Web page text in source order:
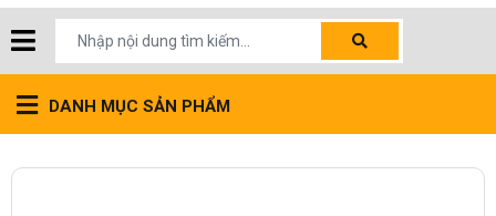
DANH MỤC SẢN PHẨM